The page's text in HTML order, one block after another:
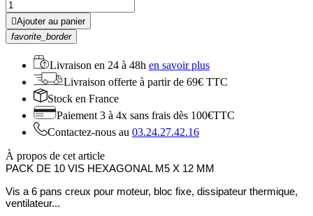
Ajouter au panier
favorite_border
Livraison en 24 à 48h en savoir plus
Livraison offerte à partir de 69€ TTC
Stock en France
Paiement 3 à 4x sans frais dès 100€TTC
Contactez-nous au 03.24.27.42.16
À propos de cet article
PACK DE 10 VIS HEXAGONAL M5 X 12 MM
Vis a 6 pans creux pour moteur, bloc fixe, dissipateur thermique,
ventilateur...